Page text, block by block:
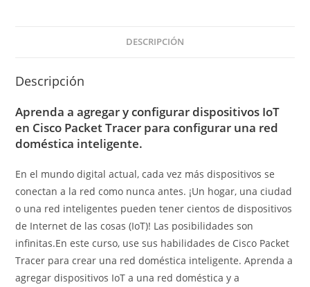
DESCRIPCIÓN
Descripción
Aprenda a agregar y configurar dispositivos IoT
en Cisco Packet Tracer para configurar una red
doméstica inteligente.
En el mundo digital actual, cada vez más dispositivos se
conectan a la red como nunca antes. ¡Un hogar, una ciudad
o una red inteligentes pueden tener cientos de dispositivos
de Internet de las cosas (IoT)! Las posibilidades son
infinitas.En este curso, use sus habilidades de Cisco Packet
Tracer para crear una red doméstica inteligente. Aprenda a
agregar dispositivos IoT a una red doméstica y a